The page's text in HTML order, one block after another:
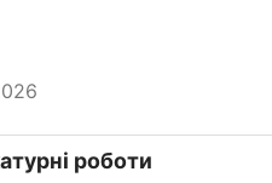
роботи